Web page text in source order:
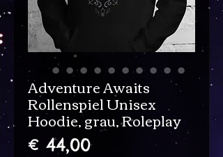
Adventure Awaits
Rollenspiel Unisex
Hoodie, grau, Roleplay
€ 44,00Prijs